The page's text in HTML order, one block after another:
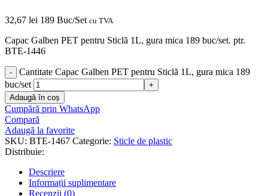
32,67 lei 189 Buc/Set cu TVA
Capac Galben PET pentru Sticlă 1L, gura mica 189 buc/set. ptr.
BTE-1446
Cantitate Capac Galben PET pentru Sticlă 1L, gura mica 189
buc/set
Adaugă în coș
Cumpără prin WhatsApp
Compară
Adaugă la favorite
SKU: BTE-1467 Categorie: Sticle de plastic
Distribuie:
Descriere
Informații suplimentare
Recenzii (0)